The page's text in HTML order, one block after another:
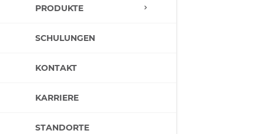
PRODUKTE
SCHULUNGEN
KONTAKT
KARRIERE
STANDORTE